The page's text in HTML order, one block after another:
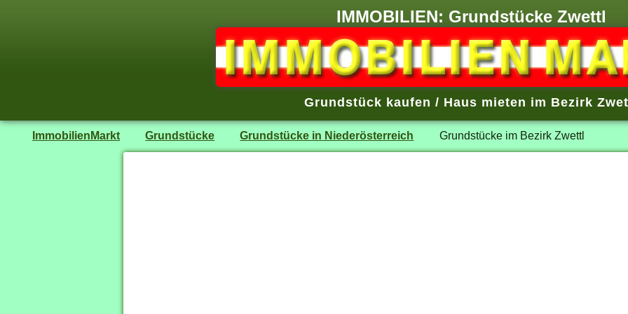
IMMOBILIEN: Grundstücke Zwettl
Grundstück kaufen / Haus mieten im Bezirk
ImmobilienMarkt Grundstücke Grundstücke in Niederösterreich Grundstücke im Bezirk Zwettl